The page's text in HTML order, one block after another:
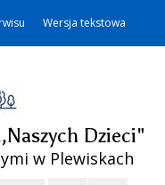
Wersja tekstowa
Dzieci"
w Plewiskach